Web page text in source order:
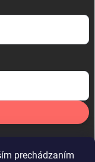
prechádzaním